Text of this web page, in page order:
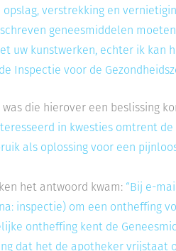
verstrekking en
geneesmiddelen
uw kunstwerken, echter ik kan
Inspectie voor de
die hierover een beslissing
in kwesties omtrent
als oplossing voor een
het antwoord kwam: “Bij e-
inspectie) om een ontheffing
ontheffing kent de
dat het de apotheker vrijstaat